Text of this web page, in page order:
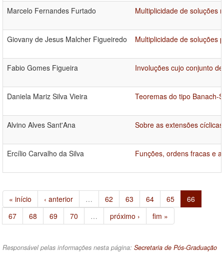
Marcelo Fernandes Furtado Multiplicidade de soluções
Giovany de Jesus Malcher Figueiredo Multiplicidade de soluções
Fabio Gomes Figueira Involuções cujo conjunto
Daniela Mariz Silva Vieira Teoremas do tipo Banach-
Alvino Alves Sant'Ana Sobre as extensões
Ercílio Carvalho da Silva Funções, ordens fracas e
« início ‹ anterior … 62 63 64 65
66
67
68 69 70 … próximo › fim »
Responsável pelas informações nesta página: Secretaria de Pós-Graduação